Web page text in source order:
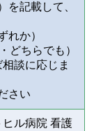
を記載して、
か）
どちらでも）
談に応じま
さい
ル病院 看護